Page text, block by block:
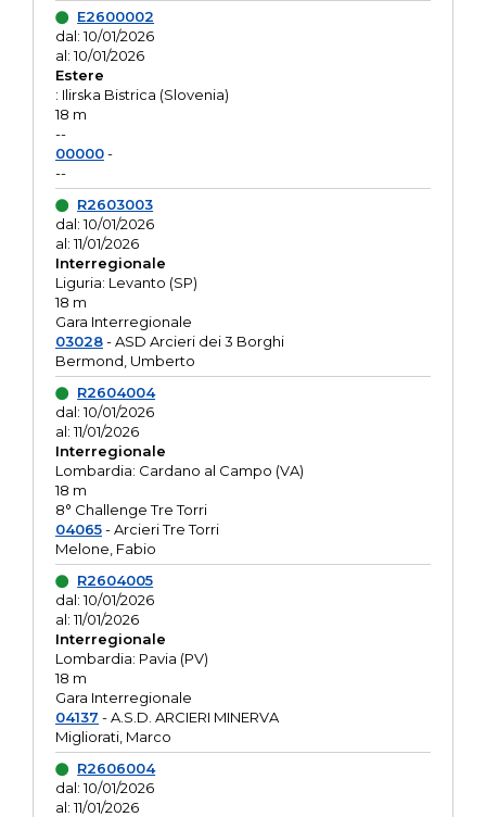
E2600002
dal: 10/01/2026
al: 10/01/2026
Estere
: Ilirska Bistrica (Slovenia)
18 m
--
00000-
--
R2603003
dal: 10/01/2026
al: 11/01/2026
Interregionale
Liguria: Levanto (SP)
18 m
Gara Interregionale
03028- ASD Arcieri dei 3 Borghi
Bermond, Umberto
R2604004
dal: 10/01/2026
al: 11/01/2026
Interregionale
Lombardia: Cardano al Campo (VA)
18 m
8° Challenge Tre Torri
04065- Arcieri Tre Torri
Melone, Fabio
R2604005
dal: 10/01/2026
al: 11/01/2026
Interregionale
Lombardia: Pavia (PV)
18 m
Gara Interregionale
04137 - A.S.D. ARCIERI MINERVA
Migliorati, Marco
R2606004
dal: 10/01/2026
al: 11/01/2026